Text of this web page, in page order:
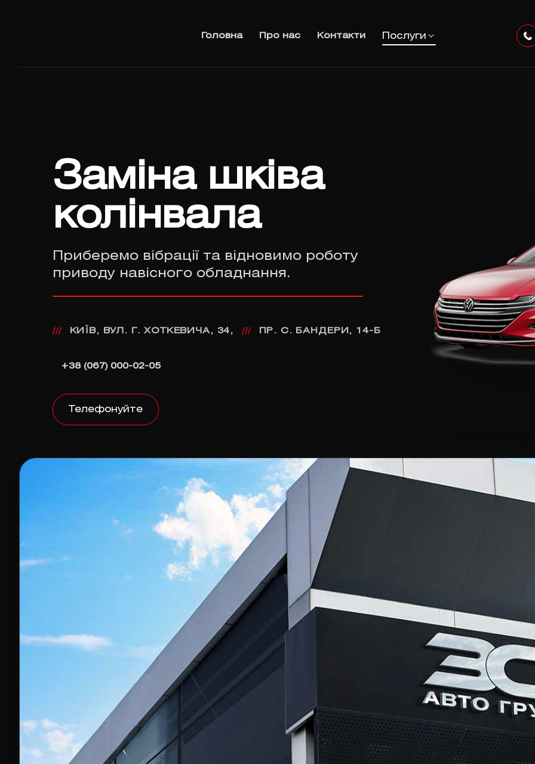
Головна Про нас Контакти Послуги
Заміна шківа
колінвала
Приберемо вібрації та відновимо роботу
приводу навісного обладнання.
/// КИЇВ, ВУЛ. Г. ХОТКЕВИЧА, 34, /// ПР. С. БАНДЕРИ, 14-Б
+38 (067) 000-02-05
Телефонуйте